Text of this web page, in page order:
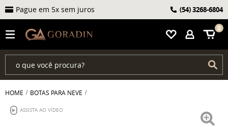
0
Pague em 5x sem juros (54)3268-6804
HOME BOTAS PARA NEVE
ASSISTA AO VÍDEO